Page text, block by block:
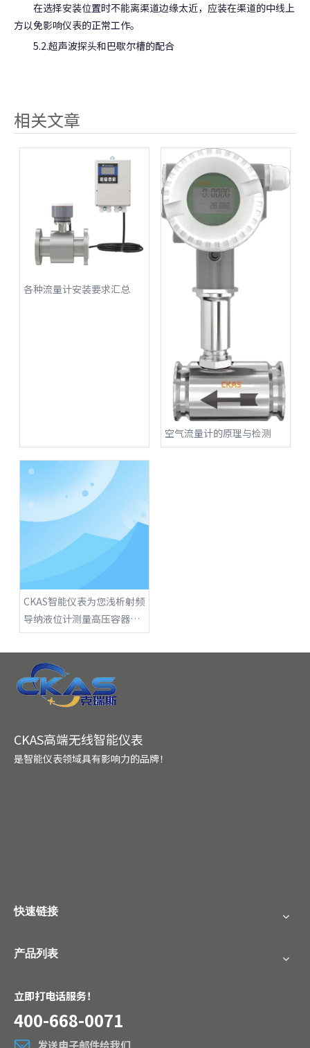
在选择安装位置时不能离渠道边缘太近，应装在渠道的中线上
方以免影响仪表的正常工作。
5.2.超声波探头和巴歇尔槽的配合
相关文章
各种流量计安装要求汇总
空气流量计的原理与检测
CKAS智能仪表为您浅析射频
导纳液位计测量高压容器的
表现
CKAS高端无线智能仪表
是智能仪表领域具有影响力的品牌！
快速链接
产品列表
立即打电话服务！
400-668-0071
发送电子邮件给我们